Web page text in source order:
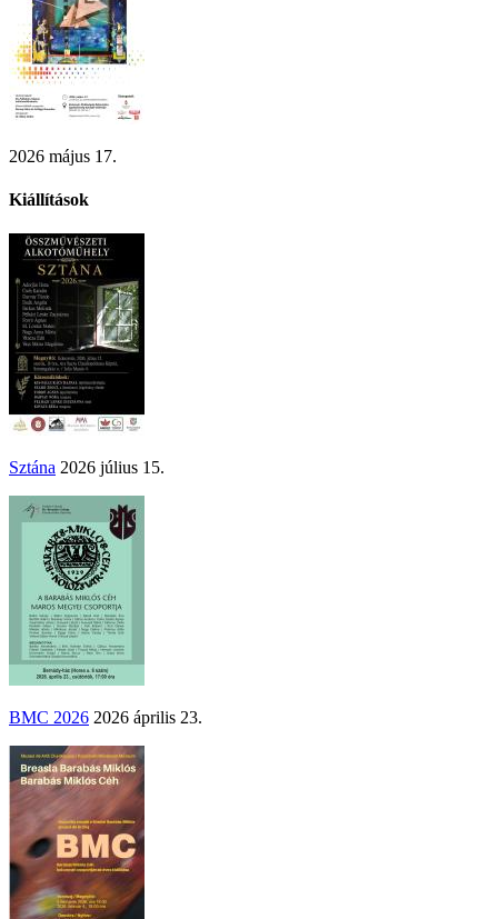
2026 május 17.
Kiállítások
Sztána 2026 július 15.
BMC 2026 2026 április 23.